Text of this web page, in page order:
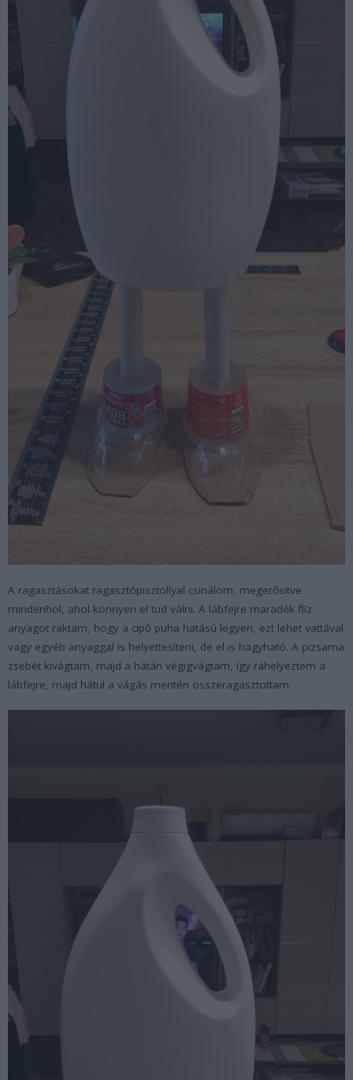
A ragasztásokat ragasztópisztollyal csinálom, megerősítve
mindenhol, ahol könnyen el tud válni. A lábfejre maradék flíz
anyagot raktam, hogy a cipő puha hatású legyen, ezt lehet vattával
vagy egyéb anyaggal is helyettesíteni, de el is hagyható. A pizsama
zsebét kivágtam, majd a hátán végigvágtam, így ráhelyeztem a
lábfejre, majd hátul a vágás mentén összeragasztottam.